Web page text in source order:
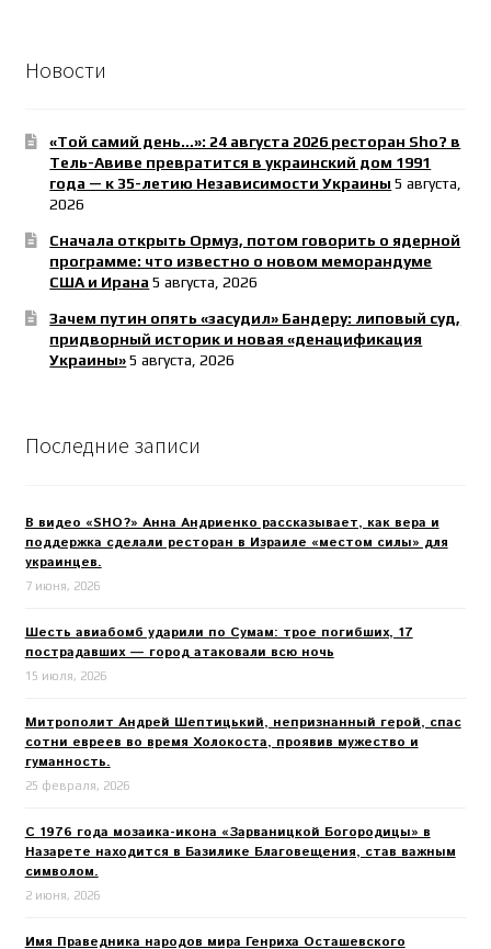
Новости
«Той самий день…»: 24 августа 2026 ресторан Sho? в
Тель-Авиве превратится в украинский дом 1991
года — к 35-летию Независимости Украины 5 августа,
2026
Сначала открыть Ормуз, потом говорить о ядерной
программе: что известно о новом меморандуме
США и Ирана 5 августа, 2026
Зачем путин опять «засудил» Бандеру: липовый суд,
придворный историк и новая «денацификация
Украины» 5 августа, 2026
Последние записи
В видео «SHO?» Анна Андриенко рассказывает, как вера и
поддержка сделали ресторан в Израиле «местом силы» для
украинцев.
7 июня, 2026
Шесть авиабомб ударили по Сумам: трое погибших, 17
пострадавших — город атаковали всю ночь
15 июля, 2026
Митрополит Андрей Шептицький, непризнанный герой, спас
сотни евреев во время Холокоста, проявив мужество и
гуманность.
25 февраля, 2026
С 1976 года мозаика-икона «Зарваницкой Богородицы» в
Назарете находится в Базилике Благовещения, став важным
символом.
2 июня, 2026
Имя Праведника народов мира Генриха Осташевского